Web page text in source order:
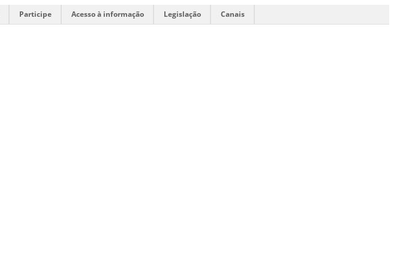
Participe Acesso à informação Legislação
Canais